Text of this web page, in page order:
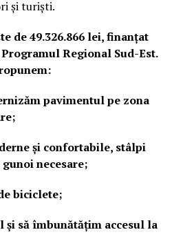
și turiști.
de 49.326.866 lei, finanțat
Regional Sud-Est.
pavimentul pe zona
și confortabile, stâlpi
necesare;
biciclete;
și să îmbunătățim accesul la